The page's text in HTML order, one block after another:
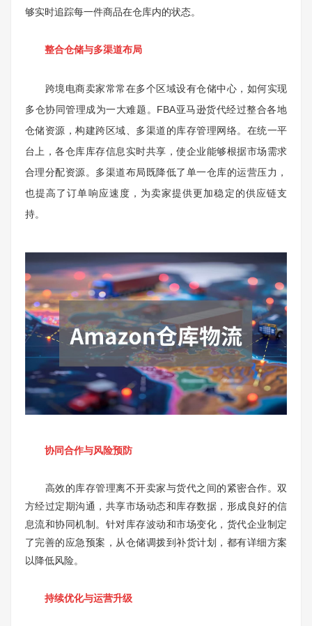
够实时追踪每一件商品在仓库内的状态。
整合仓储与多渠道布局
跨境电商卖家常常在多个区域设有仓储中心，如何实现
多仓协同管理成为一大难题。FBA亚马逊货代经过整合各地
仓储资源，构建跨区域、多渠道的库存管理网络。在统一平
台上，各仓库库存信息实时共享，使企业能够根据市场需求
合理分配资源。多渠道布局既降低了单一仓库的运营压力，
也提高了订单响应速度，为卖家提供更加稳定的供应链支
持。
协同合作与风险预防
高效的库存管理离不开卖家与货代之间的紧密合作。双
方经过定期沟通，共享市场动态和库存数据，形成良好的信
息流和协同机制。针对库存波动和市场变化，货代企业制定
了完善的应急预案，从仓储调拨到补货计划，都有详细方案
以降低风险。
持续优化与运营升级